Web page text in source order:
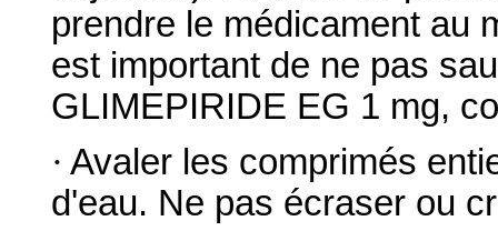
prendre le médicament au
est important de ne pas
GLIMEPIRIDE EG 1 mg,
· Avaler les comprimés
d'eau. Ne pas écraser ou